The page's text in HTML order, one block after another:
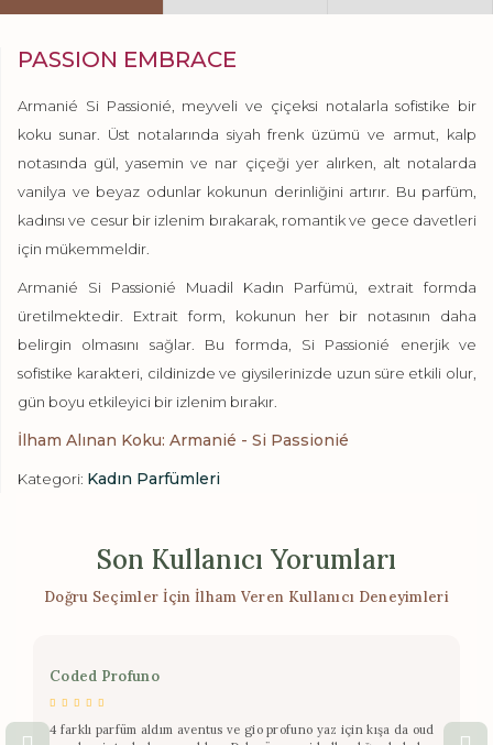
PASSION EMBRACE
Armanié Si Passionié, meyveli ve çiçeksi notalarla sofistike bir
koku sunar. Üst notalarında siyah frenk üzümü ve armut, kalp
notasında gül, yasemin ve nar çiçeği yer alırken, alt notalarda
vanilya ve beyaz odunlar kokunun derinliğini artırır. Bu parfüm,
kadınsı ve cesur bir izlenim bırakarak, romantik ve gece davetleri
için mükemmeldir.
Armanié Si Passionié Muadil Kadın Parfümü, extrait formda
üretilmektedir. Extrait form, kokunun her bir notasının daha
belirgin olmasını sağlar. Bu formda, Si Passionié enerjik ve
sofistike karakteri, cildinizde ve giysilerinizde uzun süre etkili olur,
gün boyu etkileyici bir izlenim bırakır.
İlham Alınan Koku: Armanié - Si Passionié
Kategori: Kadın Parfümleri
Son Kullanıcı Yorumları
Doğru Seçimler İçin İlham Veren Kullanıcı Deneyimleri
Coded Profuno
4 farklı parfüm aldım aventus ve gio profuno yaz için kışa da oud